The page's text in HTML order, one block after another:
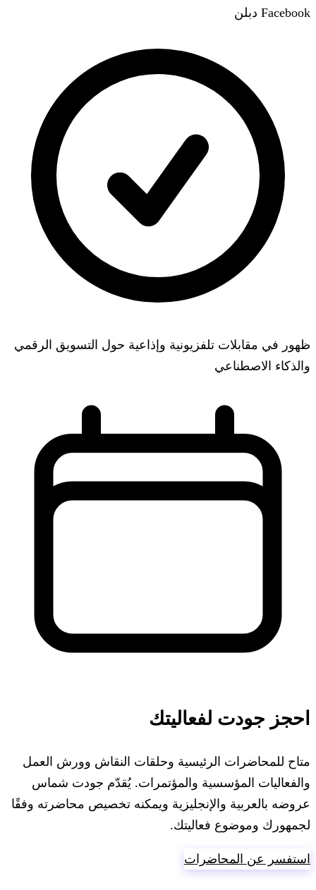
Facebook دبلن
ظهور في مقابلات تلفزيونية وإذاعية حول التسويق الرقمي
والذكاء الاصطناعي
احجز جودت لفعاليتك
متاح للمحاضرات الرئيسية وحلقات النقاش وورش العمل
والفعاليات المؤسسية والمؤتمرات. يُقدّم جودت شماس
عروضه بالعربية والإنجليزية ويمكنه تخصيص محاضرته وفقًا
لجمهورك وموضوع فعاليتك.
استفسر عن المحاضرات